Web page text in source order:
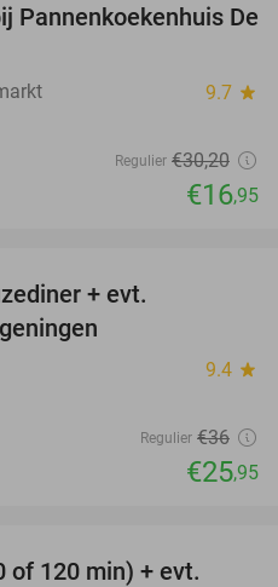
44%
Pannenkoekenhuis De
9.7 star
Regulier €30,20
€16,95
+ evt.
9.4 star
Regulier €36
€25,95
of 120 min) + evt.